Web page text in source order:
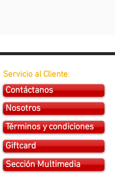
Servicio al Cliente:
Contáctanos
Nosotros
Términos y condiciones
Giftcard
Sección Multimedia